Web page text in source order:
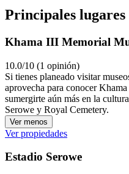
Principales lugares
Khama III Memorial
10.0/10 (1 opinión)
Si tienes planeado visitar
aprovecha para conocer
sumergirte aún más en la
Serowe y Royal Cemetery.
Ver menos
Ver propiedades
Estadio Serowe